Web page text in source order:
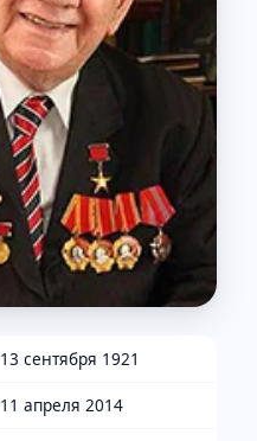
13 сентября 1921
11 апреля 2014